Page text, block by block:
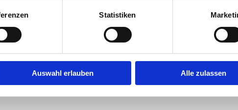
Statistiken
Auswahl erlauben Alle zulassen
e.V. | |Datenschutz | copyright 2019